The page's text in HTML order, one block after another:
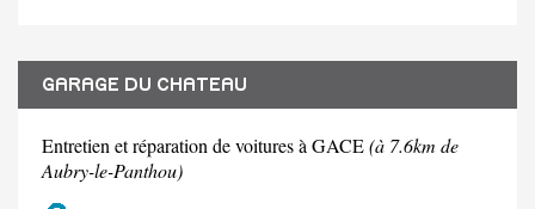
GARAGE DU CHATEAU
Entretien et réparation de voitures à GACE(à 7.6km de
Aubry-le-Panthou)